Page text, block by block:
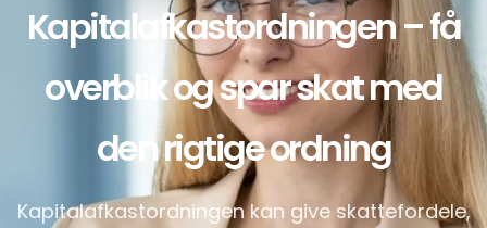
Kapitalafkastordningen – få
overblik og spar skat med
den rigtige ordning
Kapitalafkastordningen kan give skattefordele,